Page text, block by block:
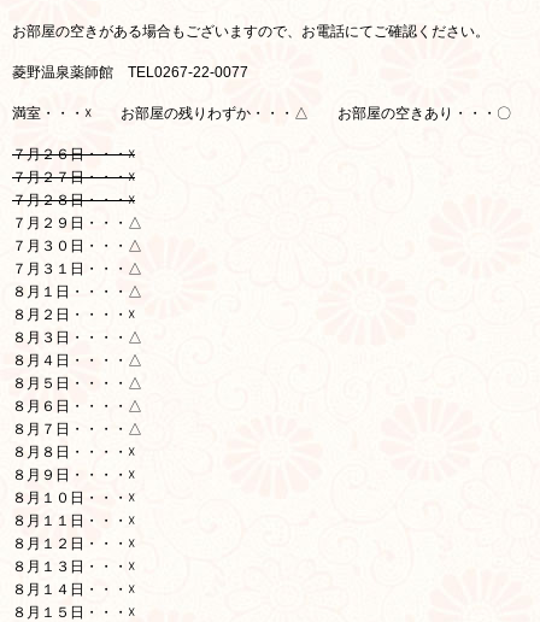
お部屋の空きがある場合もございますので、お電話にてご確認ください。
菱野温泉薬師館 TEL0267-22-0077
満室・・・☓ お部屋の残りわずか・・・△ お部屋の空きあり・・・〇
７月２６日・・・☓
７月２７日・・・☓
７月２８日・・・☓
７月２９日・・・△
７月３０日・・・△
７月３１日・・・△
８月１日・・・・△
８月２日・・・・☓
８月３日・・・・△
８月４日・・・・△
８月５日・・・・△
８月６日・・・・△
８月７日・・・・△
８月８日・・・・☓
８月９日・・・・☓
８月１０日・・・☓
８月１１日・・・☓
８月１２日・・・☓
８月１３日・・・☓
８月１４日・・・☓
８月１５日・・・☓